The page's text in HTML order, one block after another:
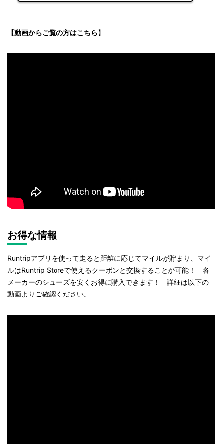
【動画からご覧の方はこちら】
お得な情報
Runtripアプリを使って走ると距離に応じてマイルが貯まり、マイ
ルはRuntrip Storeで使えるクーポンと交換することが可能！ 各
メーカーのシューズを安くお得に購入できます！ 詳細は以下の
動画よりご確認ください。